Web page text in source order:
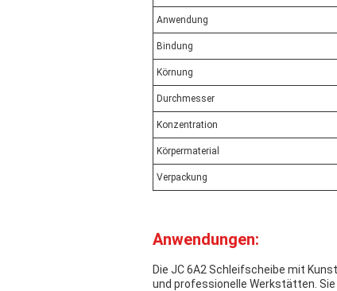
Anwendung
Bindung
Körnung
Durchmesser
Konzentration
Körpermaterial
Verpackung
Anwendungen:
Die JC 6A2 Schleifscheibe mit
und professionelle Werkstätten.